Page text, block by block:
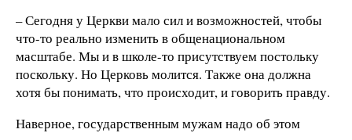
– Сегодня у Церкви мало сил и возможностей, чтобы
что-то реально изменить в общенациональном
масштабе. Мы и в школе-то присутствуем постольку
поскольку. Но Церковь молится. Также она должна
хотя бы понимать, что происходит, и говорить правду.
Наверное, государственным мужам надо об этом